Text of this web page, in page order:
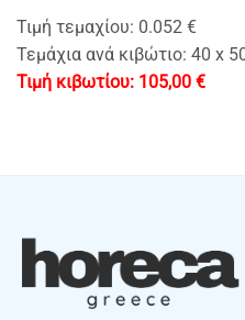
Τιμή τεμαχίου: 0.052 €
Τεμάχια ανά κιβώτιο: 40 x
105,00 €